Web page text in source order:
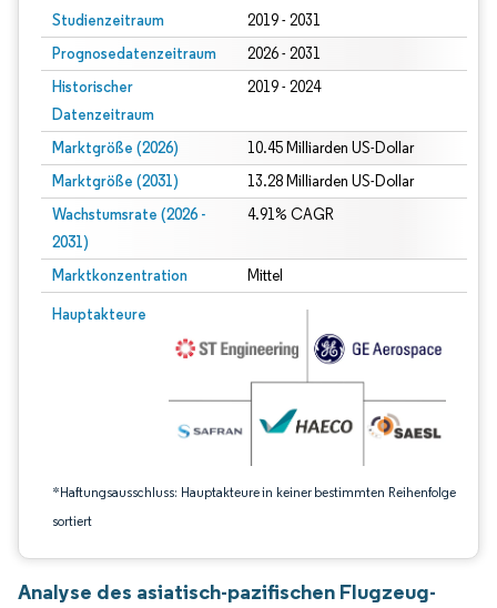
Studienzeitraum 2019 - 2031
Prognosedatenzeitraum 2026 - 2031
Historischer
Datenzeitraum
2019 - 2024
Marktgröße (2026) 10.45 Milliarden US-Dollar
Marktgröße (2031) 13.28 Milliarden US-Dollar
Wachstumsrate (2026 -
2031)
4.91% CAGR
Marktkonzentration Mittel
Hauptakteure
*Haftungsausschluss: Hauptakteure in keiner bestimmten Reihenfolge
sortiert
Bild © Mordor Intelligence. Wiederverwendung erfordert Namensnennung
Analyse des asiatisch-pazifischen Flugzeug-